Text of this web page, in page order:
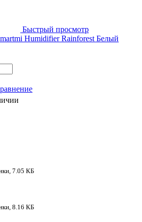
Быстрый просмотр
Humidifier Rainforest Белый
7.05 КБ
8.16 КБ